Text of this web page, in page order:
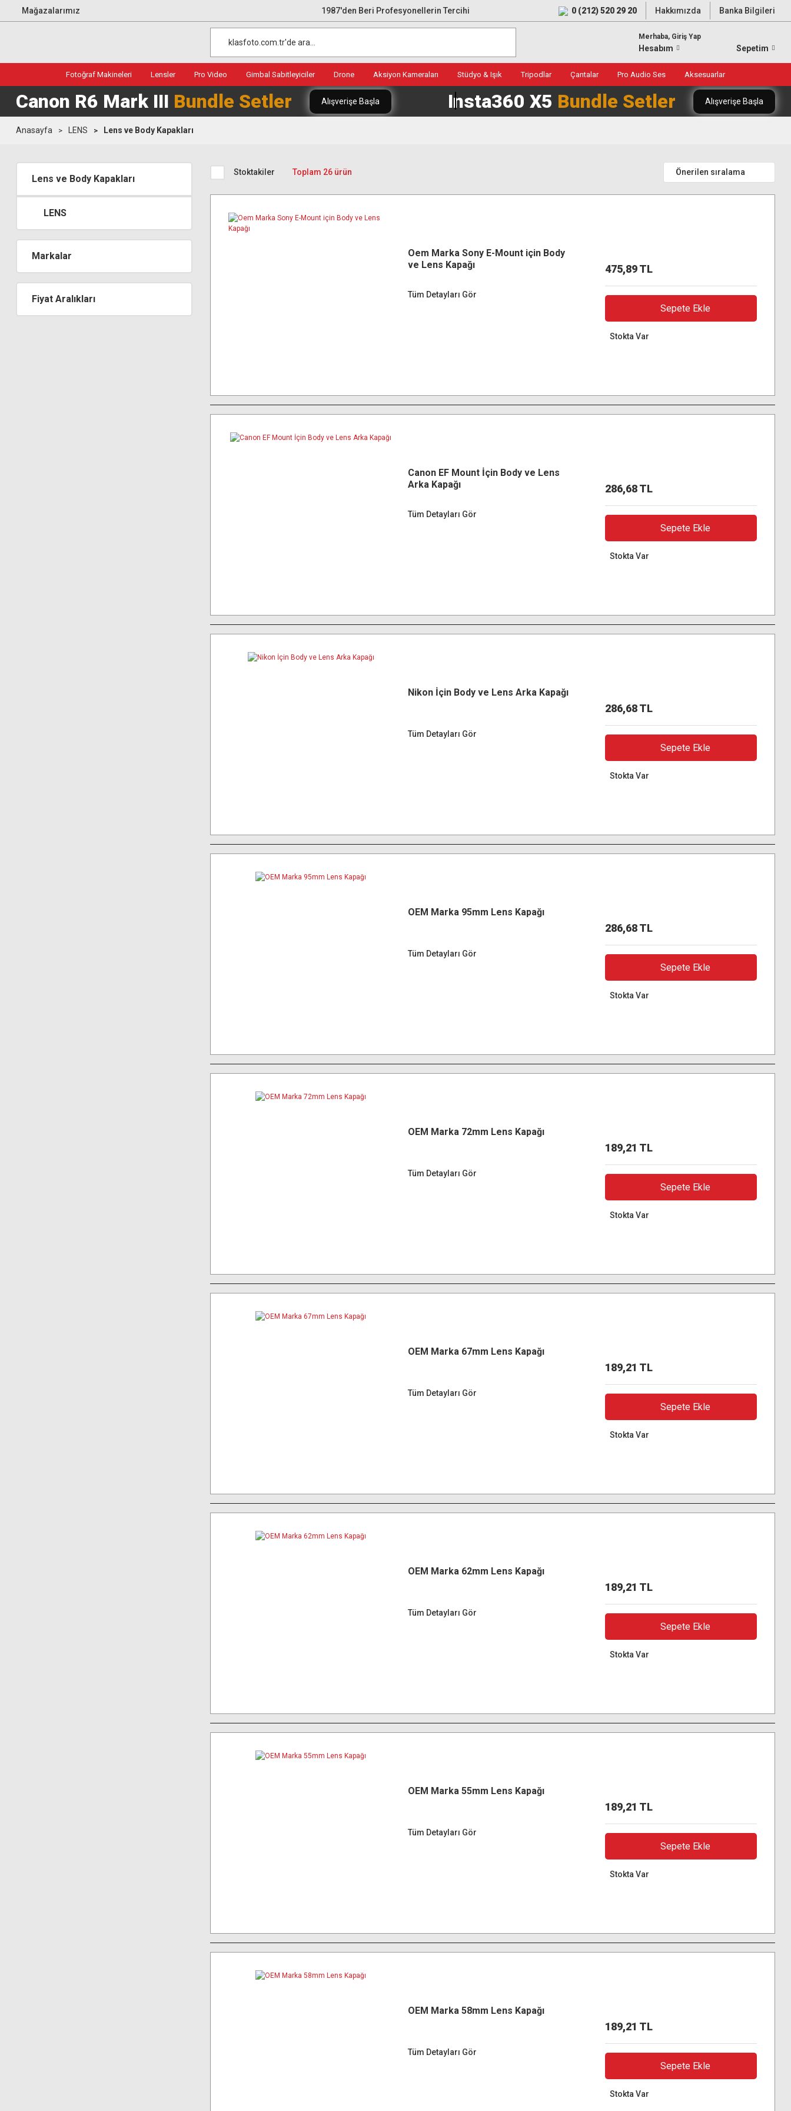
Mağazalarımız 1987'den Beri Profesyonellerin Tercihi 0 (212) 520 29 20 Hakkımızda Banka Bilgileri
Merhaba, Giriş Yap
Hesabım Sepetim
Fotoğraf Makineleri Lensler Pro Video Gimbal Sabitleyiciler Drone Aksiyon Kameraları Stüdyo & Işık Tripodlar Çantalar Pro Audio Ses Aksesuarlar
Canon R6 Mark III Bundle Setler Alışverişe Başla Insta360 X5 Bundle Setler Alışverişe Başla
Anasayfa LENS Lens ve Body Kapakları
Lens ve Body Kapakları
LENS
Markalar
Fiyat Aralıkları
Stoktakiler Toplam 26 ürün
Oem Marka Sony E-Mount için Body
ve Lens Kapağı
Tüm Detayları Gör
475,89 TL
Sepete Ekle
Stokta Var
Canon EF Mount İçin Body ve Lens
Arka Kapağı
Tüm Detayları Gör
286,68 TL
Sepete Ekle
Stokta Var
Nikon İçin Body ve Lens Arka Kapağı
Tüm Detayları Gör
286,68 TL
Sepete Ekle
Stokta Var
OEM Marka 95mm Lens Kapağı
Tüm Detayları Gör
286,68 TL
Sepete Ekle
Stokta Var
OEM Marka 72mm Lens Kapağı
Tüm Detayları Gör
189,21 TL
Sepete Ekle
Stokta Var
OEM Marka 67mm Lens Kapağı
Tüm Detayları Gör
189,21 TL
Sepete Ekle
Stokta Var
OEM Marka 62mm Lens Kapağı
Tüm Detayları Gör
189,21 TL
Sepete Ekle
Stokta Var
OEM Marka 55mm Lens Kapağı
Tüm Detayları Gör
189,21 TL
Sepete Ekle
Stokta Var
OEM Marka 58mm Lens Kapağı
Tüm Detayları Gör
189,21 TL
Sepete Ekle
Stokta Var